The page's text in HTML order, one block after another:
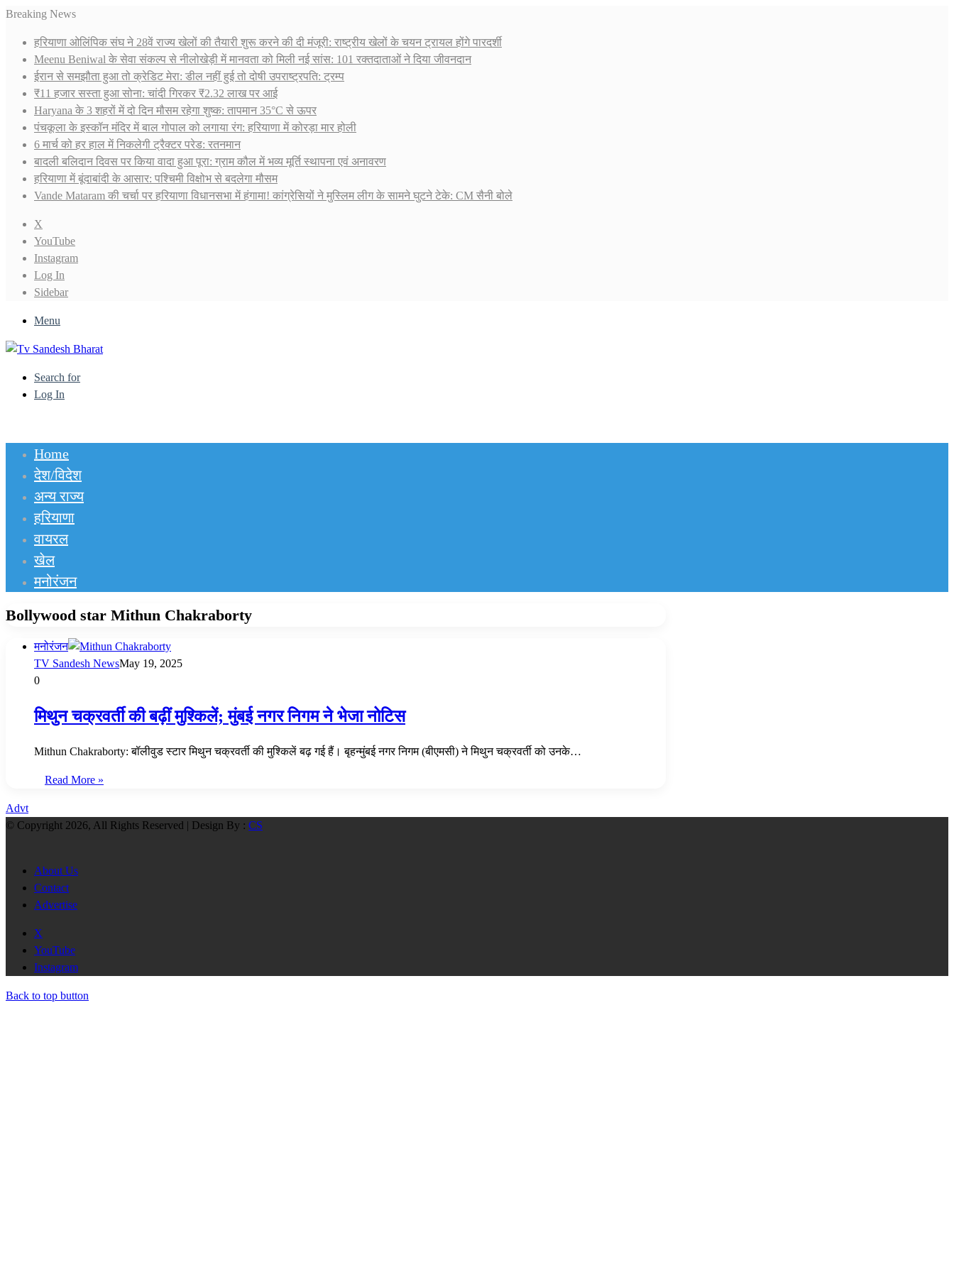
Breaking News
हरियाणा ओलिंपिक संघ ने 28वें राज्य खेलों की तैयारी शुरू करने की दी मंजूरी: राष्ट्रीय खेलों के चयन ट्रायल होंगे पारदर्शी
Meenu Beniwal के सेवा संकल्प से नीलोखेड़ी में मानवता को मिली नई सांस: 101 रक्तदाताओं ने दिया जीवनदान
ईरान से समझौता हुआ तो क्रेडिट मेरा: डील नहीं हुई तो दोषी उपराष्ट्रपति: ट्रम्प
₹11 हजार सस्ता हुआ सोना: चांदी गिरकर ₹2.32 लाख पर आई
Haryana के 3 शहरों में दो दिन मौसम रहेगा शुष्क: तापमान 35°C से ऊपर
पंचकूला के इस्कॉन मंदिर में बाल गोपाल को लगाया रंग: हरियाणा में कोरड़ा मार होली
6 मार्च को हर हाल में निकलेगी ट्रैक्टर परेड: रतनमान
बादली बलिदान दिवस पर किया वादा हुआ पूरा: ग्राम कौल में भव्य मूर्ति स्थापना एवं अनावरण
हरियाणा में बूंदाबांदी के आसार: पश्चिमी विक्षोभ से बदलेगा मौसम
Vande Mataram की चर्चा पर हरियाणा विधानसभा में हंगामा! कांग्रेसियों ने मुस्लिम लीग के सामने घुटने टेके: CM सैनी बोले
X
YouTube
Instagram
Log In
Sidebar
Menu
Search for
Log In
Home
देश/विदेश
अन्य राज्य
हरियाणा
वायरल
खेल
मनोरंजन
Bollywood star Mithun Chakraborty
मनोरंजन
TV Sandesh NewsMay 19, 2025
0
मिथुन चक्रवर्ती की बढ़ीं मुश्किलें; मुंबई नगर निगम ने भेजा नोटिस
Mithun Chakraborty: बॉलीवुड स्टार मिथुन चक्रवर्ती की मुश्किलें बढ़ गई हैं। बृहन्मुंबई नगर निगम (बीएमसी) ने मिथुन चक्रवर्ती को उनके…
Read More »
Advt
© Copyright 2026, All Rights Reserved | Design By : CS
About Us
Contact
Advertise
X
YouTube
Instagram
Back to top button